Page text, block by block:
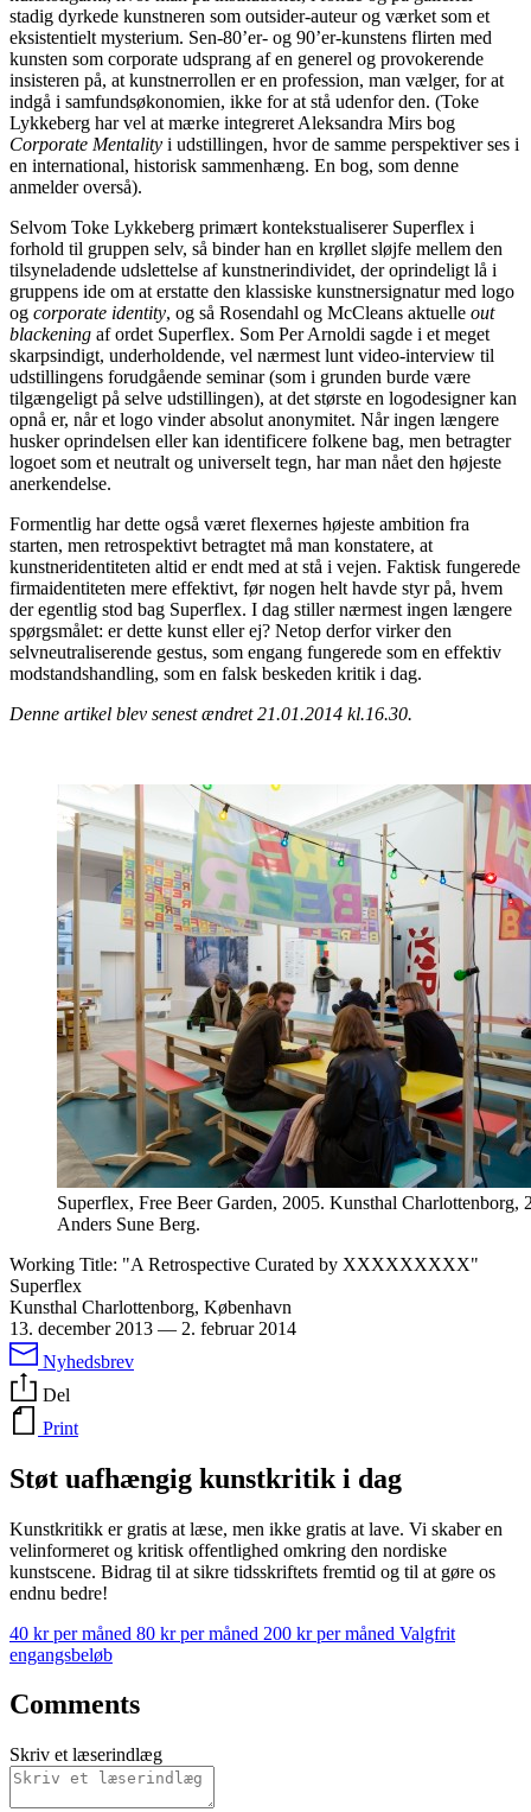
stadig dyrkede kunstneren som outsider-auteur og værket som et
eksistentielt mysterium. Sen-80’er- og 90’er-kunstens flirten med
kunsten som corporate udsprang af en generel og provokerende
insisteren på, at kunstnerrollen er en profession, man vælger, for at
indgå i samfundsøkonomien, ikke for at stå udenfor den. (Toke
Lykkeberg har vel at mærke integreret Aleksandra Mirs bog
Corporate Mentality i udstillingen, hvor de samme perspektiver ses i
en international, historisk sammenhæng. En bog, som denne
anmelder overså).
Selvom Toke Lykkeberg primært kontekstualiserer Superflex i
forhold til gruppen selv, så binder han en krøllet sløjfe mellem den
tilsyneladende udslettelse af kunstnerindividet, der oprindeligt lå i
gruppens ide om at erstatte den klassiske kunstnersignatur med logo
og corporate identity, og så Rosendahl og McCleans aktuelle out
blackening af ordet Superflex. Som Per Arnoldi sagde i et meget
skarpsindigt, underholdende, vel nærmest lunt video-interview til
udstillingens forudgående seminar (som i grunden burde være
tilgængeligt på selve udstillingen), at det største en logodesigner kan
opnå er, når et logo vinder absolut anonymitet. Når ingen længere
husker oprindelsen eller kan identificere folkene bag, men betragter
logoet som et neutralt og universelt tegn, har man nået den højeste
anerkendelse.
Formentlig har dette også været flexernes højeste ambition fra
starten, men retrospektivt betragtet må man konstatere, at
kunstneridentiteten altid er endt med at stå i vejen. Faktisk fungerede
firmaidentiteten mere effektivt, før nogen helt havde styr på, hvem
der egentlig stod bag Superflex. I dag stiller nærmest ingen længere
spørgsmålet: er dette kunst eller ej? Netop derfor virker den
selvneutraliserende gestus, som engang fungerede som en effektiv
modstandshandling, som en falsk beskeden kritik i dag.
Denne artikel blev senest ændret 21.01.2014 kl.16.30.
Superflex, Free Beer Garden, 2005. Kunsthal Charlottenborg,
Anders Sune Berg.
Working Title: "A Retrospective Curated by XXXXXXXXX"
Superflex
Kunsthal Charlottenborg, København
13. december 2013 — 2. februar 2014
Nyhedsbrev
Del
Print
Støt uafhængig kunstkritik i dag
Kunstkritikk er gratis at læse, men ikke gratis at lave. Vi skaber en
velinformeret og kritisk offentlighed omkring den nordiske
kunstscene. Bidrag til at sikre tidsskriftets fremtid og til at gøre os
endnu bedre!
40 kr per måned 80 kr per måned 200 kr per måned Valgfrit
engangsbeløb
Comments
Skriv et læserindlæg